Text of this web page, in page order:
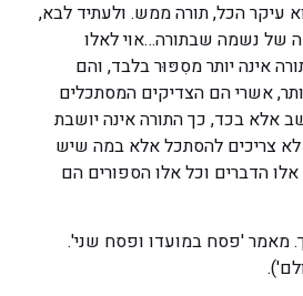
עיקר הכל, תורה ממש. ולעתיד לבא,
של נשמה שבתורה…אוי לאלו
אינה יותר מסִפּוּר בלבד, והם
אשרי הם הצדיקים המסתכלים
אלא בכד, כך התורה אינה יושבת
צריכים להסתכל אלא במה שיש
הדברים וכל אלו הספורים הם
מאמר 'פסח במועדו ופסח שני'.